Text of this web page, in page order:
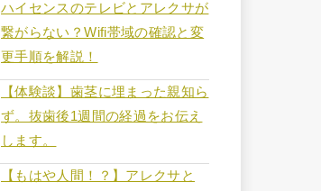
ハイセンスのテレビとアレクサが
繋がらない？Wifi帯域の確認と変
更手順を解説！
【体験談】歯茎に埋まった親知ら
ず。抜歯後1週間の経過をお伝え
します。
【もはや人間！？】アレクサと